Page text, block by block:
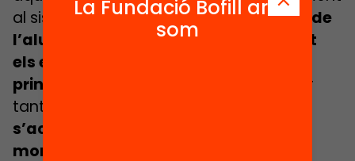
al sistema educatiu.L’any 2020, el 61% de
l’alumnat de 19 anys que havia deixat
els estudis ho havia fet durant l’ESO i
principalment en acabar 4t d’ESO.
Per
tant,
s’acumula precisament en aquest
moment de transició.
La Fundació Bofill ara
som